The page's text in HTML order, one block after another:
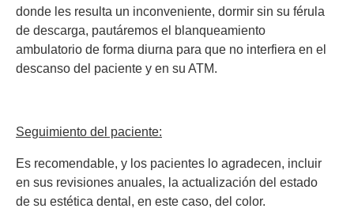
donde les resulta un inconveniente, dormir sin su férula
de descarga, pautáremos el blanqueamiento
ambulatorio de forma diurna para que no interfiera en el
descanso del paciente y en su ATM.
Seguimiento del paciente:
Es recomendable, y los pacientes lo agradecen, incluir
en sus revisiones anuales, la actualización del estado
de su estética dental, en este caso, del color.